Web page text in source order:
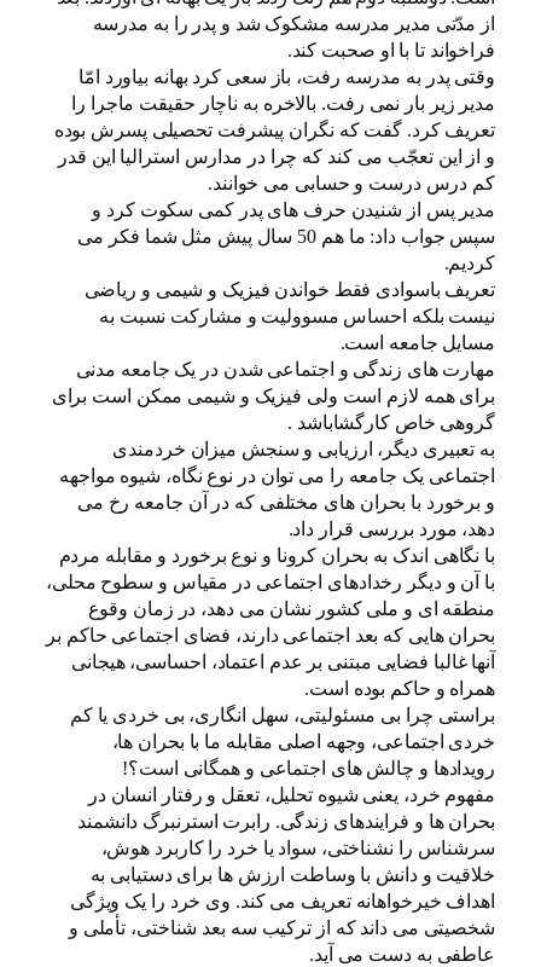
از مدّتی مدیر مدرسه مشکوک شد و پدر را به مدرسه
فراخواند تا با او صحبت کند.
وقتی پدر به مدرسه رفت، باز سعی کرد بهانه بیاورد امّا
مدیر زیر بار نمی رفت. بالاخره به ناچار حقیقت ماجرا را
تعریف کرد. گفت که نگران پیشرفت تحصیلی پسرش بوده
و از این تعجّب می کند که چرا در مدارس استرالیا این قدر
کم درس درست و حسابی می خوانند.
مدیر پس از شنیدن حرف های پدر کمی سکوت کرد و
سپس جواب داد: ما هم 50 سال پیش مثل شما فکر می
کردیم.
تعریف باسوادی فقط خواندن فیزیک و شیمی و ریاضی
نیست بلکه احساس مسوولیت و مشارکت نسبت به
مسایل جامعه است.
مهارت های زندگی و اجتماعی شدن در یک جامعه مدنی
برای همه لازم است ولی فیزیک و شیمی ممکن است برای
گروهی خاص کارگشاباشد .
به تعبیری دیگر، ارزیابی و سنجش میزان خردمندی
اجتماعی یک جامعه را می توان در نوع نگاه، شیوه مواجهه
و برخورد با بحران های مختلفی که در آن جامعه رخ می
دهد، مورد بررسی قرار داد.
با نگاهی اندک به بحران کرونا و نوع برخورد و مقابله مردم
با آن و دیگر رخدادهای اجتماعی در مقیاس و سطوح محلی،
منطقه ای و ملی کشور نشان می دهد، در زمان وقوع
بحران هایی که بعد اجتماعی دارند، فضای اجتماعی حاکم بر
آنها غالبا فضایی مبتنی بر عدم اعتماد، احساسی، هیجانی
همراه و حاکم بوده است.
براستی چرا بی مسئولیتی، سهل انگاری، بی خردی یا کم
خردی اجتماعی، وجهه اصلی مقابله ما با بحران ها،
رویدادها و چالش های اجتماعی و همگانی است؟!
مفهوم خرد، یعنی شیوه تحلیل، تعقل و رفتار انسان در
بحران ها و فرایندهای زندگی. رابرت استرنبرگ دانشمند
سرشناس را نشناختی، سواد یا خرد را کاربرد هوش،
خلاقیت و دانش با وساطت ارزش ها برای دستیابی به
اهداف خیرخواهانه تعریف می کند. وی خرد را یک ویژگی
شخصیتی می داند که از ترکیب سه بعد شناختی، تأملی و
عاطفی به دست می آید.